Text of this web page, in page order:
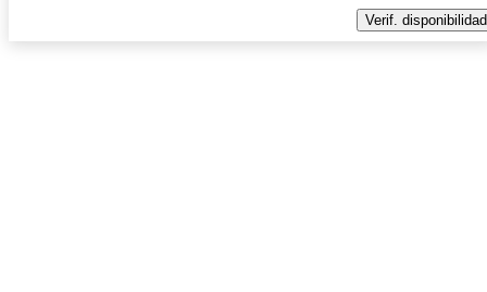
Verif. disponibilidad